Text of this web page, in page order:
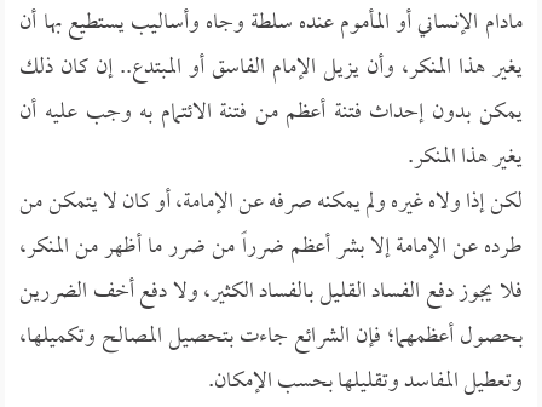
مادام الإنساني أو المأموم عنده سلطة وجاه وأساليب يستطيع بها أن
يغير هذا المنكر، وأن يزيل الإمام الفاسق أو المبتدع.. إن كان ذلك
يمكن بدون إحداث فتنة أعظم من فتنة الائتمام به وجب عليه أن
يغير هذا المنكر.
لكن إذا ولاه غيره ولم يمكنه صرفه عن الإمامة، أو كان لا يتمكن من
طرده عن الإمامة إلا بشر أعظم ضرراً من ضرر ما أظهر من المنكر،
فلا يجوز دفع الفساد القليل بالفساد الكثير، ولا دفع أخف الضررين
بحصول أعظمهما؛ فإن الشرائع جاءت بتحصيل المصالح وتكميلها،
وتعطيل المفاسد وتقليلها بحسب الإمكان.